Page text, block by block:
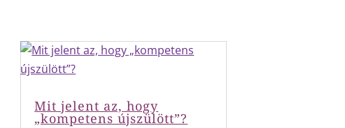
Mit jelent az, hogy
„kompetens újszülött”?